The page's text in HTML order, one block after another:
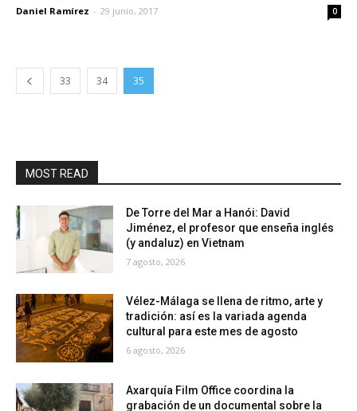
Daniel Ramírez - 29 junio, 2017 0
33 34 35
MOST READ
De Torre del Mar a Hanói: David
Jiménez, el profesor que enseña inglés
(y andaluz) en Vietnam
7 agosto, 2026
Vélez-Málaga se llena de ritmo, arte y
tradición: así es la variada agenda
cultural para este mes de agosto
6 agosto, 2026
Axarquía Film Office coordina la
grabación de un documental sobre la